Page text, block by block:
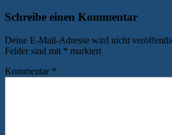
Schreibe einen Kommentar
Deine E-Mail-Adresse wird nicht
Felder sind mit * markiert
Kommentar *